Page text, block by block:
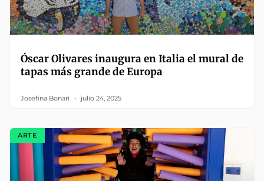
Óscar Olivares inaugura en Italia el mural de
tapas más grande de Europa
Josefina Bonari julio 24, 2025
ARTE